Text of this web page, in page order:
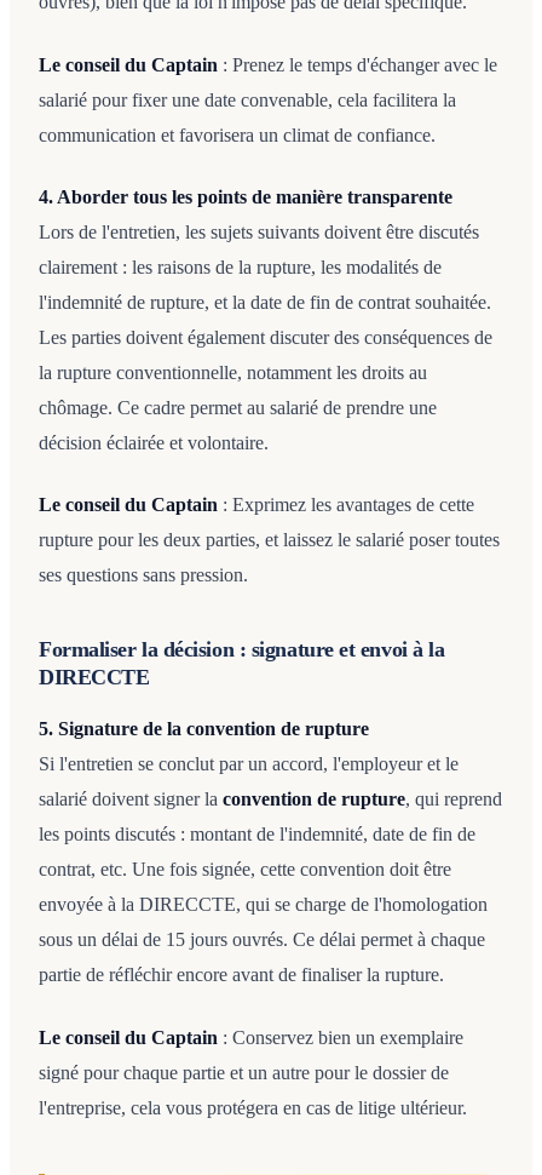
Le conseil du Captain : Prenez le temps d'échanger avec le
salarié pour fixer une date convenable, cela facilitera la
communication et favorisera un climat de confiance.
4. Aborder tous les points de manière transparente
Lors de l'entretien, les sujets suivants doivent être discutés
clairement : les raisons de la rupture, les modalités de
l'indemnité de rupture, et la date de fin de contrat souhaitée.
Les parties doivent également discuter des conséquences de
la rupture conventionnelle, notamment les droits au
chômage. Ce cadre permet au salarié de prendre une
décision éclairée et volontaire.
Le conseil du Captain : Exprimez les avantages de cette
rupture pour les deux parties, et laissez le salarié poser toutes
ses questions sans pression.
Formaliser la décision : signature et envoi à la
DIRECCTE
5. Signature de la convention de rupture
Si l'entretien se conclut par un accord, l'employeur et le
salarié doivent signer la convention de rupture, qui reprend
les points discutés : montant de l'indemnité, date de fin de
contrat, etc. Une fois signée, cette convention doit être
envoyée à la DIRECCTE, qui se charge de l'homologation
sous un délai de 15 jours ouvrés. Ce délai permet à chaque
partie de réfléchir encore avant de finaliser la rupture.
Le conseil du Captain : Conservez bien un exemplaire
signé pour chaque partie et un autre pour le dossier de
l'entreprise, cela vous protégera en cas de litige ultérieur.